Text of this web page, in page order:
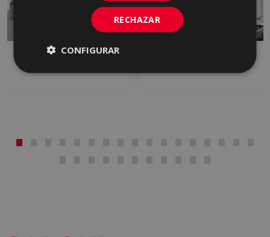
PASTA ROJA, PASTA BLANCA
RECHAZAR
CONFIGURAR